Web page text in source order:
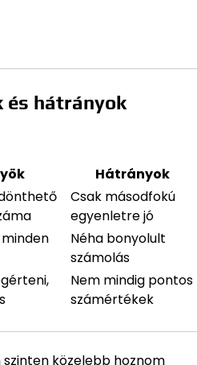
és hátrányok
Hátrányok
Csak másodfokú
egyenletre jó
minden
Néha bonyolult
számolás
Nem mindig pontos
számértékek
közelebb hoznom